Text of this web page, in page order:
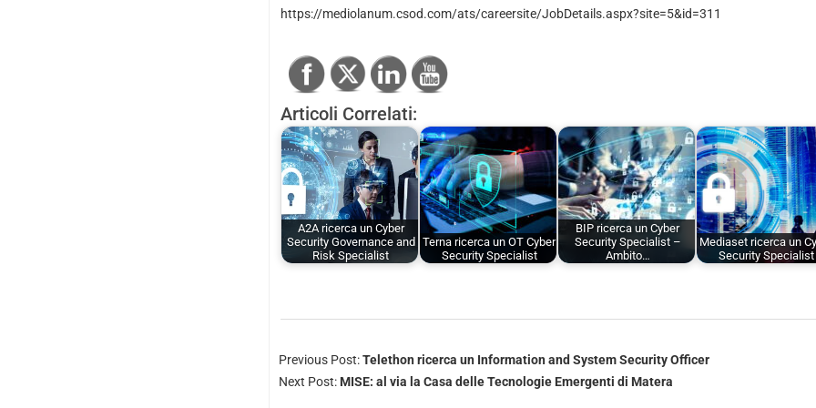
https://mediolanum.csod.com/ats/careersite/JobDetails.aspx?site=5&id=311
Articoli Correlati:
A2A ricerca un Cyber
Security Governance and
Risk Specialist
Terna ricerca un OT Cyber
Security Specialist
BIP ricerca un Cyber
Security Specialist –
Ambito…
Mediaset ricerca un
Security Specialist
Previous Post:Telethon ricerca un Information and System Security Officer
Next Post: MISE: al via la Casa delle Tecnologie Emergenti di Matera